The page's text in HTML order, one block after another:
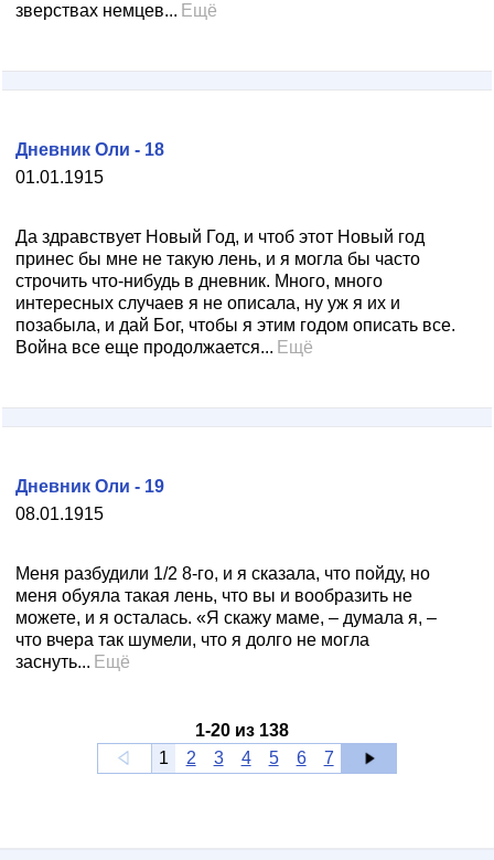
зверствах немцев... Ещё
01.01.1915
Дневник Оли - 18
Да здравствует Новый Год, и чтоб этот Новый год
принес бы мне не такую лень, и я могла бы часто
строчить что-нибудь в дневник. Много, много
интересных случаев я не описала, ну уж я их и
позабыла, и дай Бог, чтобы я этим годом описать все.
Война все еще продолжается... Ещё
08.01.1915
Дневник Оли - 19
Меня разбудили 1/2 8-го, и я сказала, что пойду, но
меня обуяла такая лень, что вы и вообразить не
можете, и я осталась. «Я скажу маме, – думала я, –
что вчера так шумели, что я долго не могла
заснуть... Ещё
1-20из 138
1
2 3 4 5 6 7